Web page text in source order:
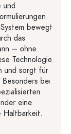
und
bewegt
das
– ohne
Technologie
und sorgt für
bei
eine
Haltbarkeit.